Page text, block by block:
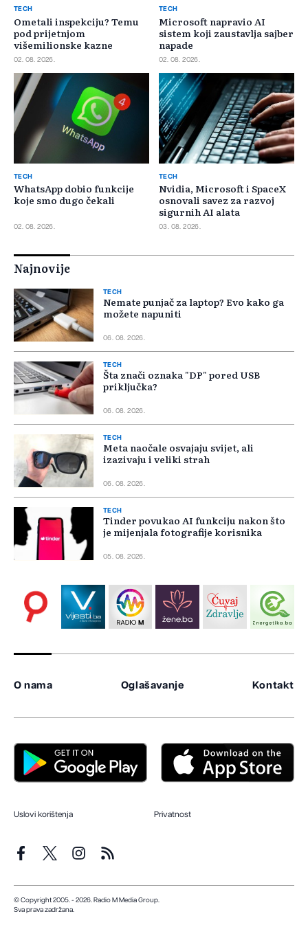
TECH
Ometali inspekciju? Temu
pod prijetnjom
višemilionske kazne
02. 08. 2026.
TECH
Microsoft napravio AI
sistem koji zaustavlja sajber
napade
02. 08. 2026.
TECH
WhatsApp dobio funkcije
koje smo dugo čekali
02. 08. 2026.
TECH
Nvidia, Microsoft i SpaceX
osnovali savez za razvoj
sigurnih AI alata
03. 08. 2026.
Najnovije
TECH
Nemate punjač za laptop? Evo kako ga
možete napuniti
06. 08. 2026.
TECH
Šta znači oznaka "DP" pored USB
priključka?
06. 08. 2026.
TECH
Meta naočale osvajaju svijet, ali
izazivaju i veliki strah
06. 08. 2026.
TECH
Tinder povukao AI funkciju nakon što
je mijenjala fotografije korisnika
05. 08. 2026.
O nama Oglašavanje Kontakt
Uslovi korištenja Privatnost
© Copyright 2005. - 2026. Radio M Media Group.
Sva prava zadržana.